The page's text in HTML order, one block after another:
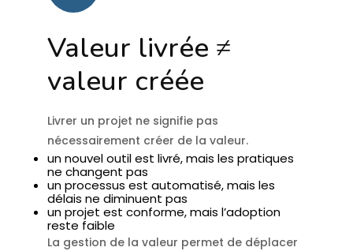
Valeur livrée ≠
valeur créée
Livrer un projet ne signifie pas
nécessairement créer de la valeur.
un nouvel outil est livré, mais les pratiques
ne changent pas
un processus est automatisé, mais les
délais ne diminuent pas
un projet est conforme, mais l’adoption
reste faible
La gestion de la valeur permet de déplacer